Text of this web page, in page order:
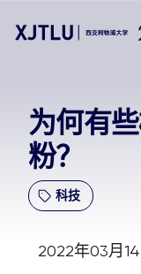
招生
科研
学院
为何有
粉？
科技
2022年03月14